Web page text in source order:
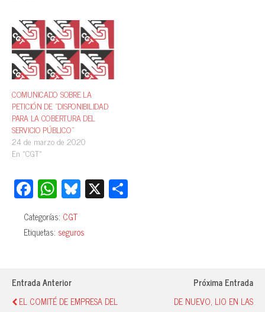
COMUNICADO SOBRE LA
PETICIÓN DE “DISPONIBILIDAD
PARA LA COBERTURA DEL
SERVICIO PÚBLICO”
24 de marzo de 2020
En «CGT»
Fa
ce
bo
ok
W
ha
ts
A
pp
Bl
ue
sk
y
X
rti
Categorías: CGT
Etiquetas: seguros
Entrada Anterior
EL COMITÉ DE EMPRESA DEL
Próxima Entrada
DE NUEVO, LIO EN LAS